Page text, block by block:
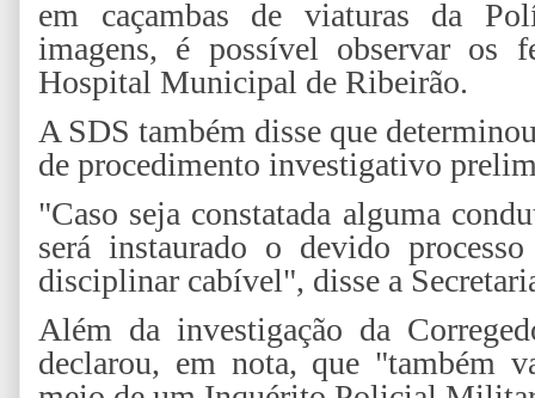
em caçambas de viaturas da
imagens, é possível observar os
Hospital Municipal de Ribeirão.
A SDS também disse que
de procedimento investigativo
"Caso seja constatada alguma
será instaurado o devido
disciplinar cabível", disse a
Além da investigação da
declarou, em nota, que "também